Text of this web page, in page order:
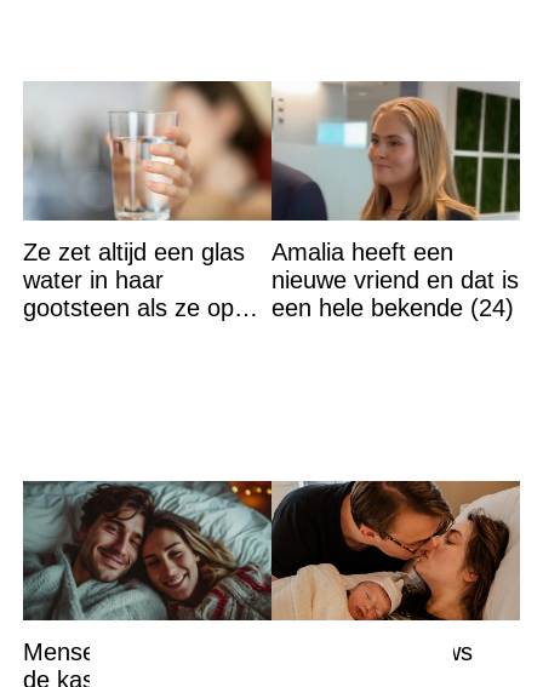
Ze zet altijd een glas
water in haar
gootsteen als ze op
Amalia heeft een
nieuwe vriend en dat is
een hele bekende (24)
Mensen komen nu uit
de kast als
Emotioneel nieuws